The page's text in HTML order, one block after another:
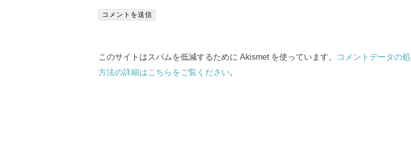
このサイトはスパムを低減するために Akismet を使っています。
コメントデータの
方法の詳細はこちらをご覧ください。